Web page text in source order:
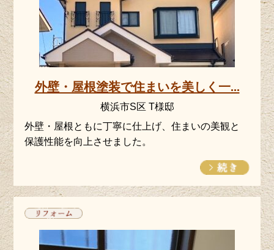
外壁・屋根塗装で住まいを美しく一...
横浜市S区 T様邸
外壁・屋根ともに丁寧に仕上げ、住まいの美観と
保護性能を向上させました。